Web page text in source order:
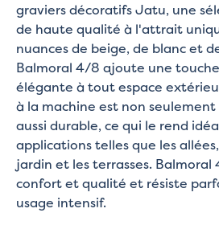
graviers décoratifs Jatu, une
de haute qualité à l'attrait
nuances de beige, de blanc et
Balmoral 4/8 ajoute une
élégante à tout espace
à la machine est non
aussi durable, ce qui le rend
applications telles que les
jardin et les terrasses.
confort et qualité et résiste
usage intensif.